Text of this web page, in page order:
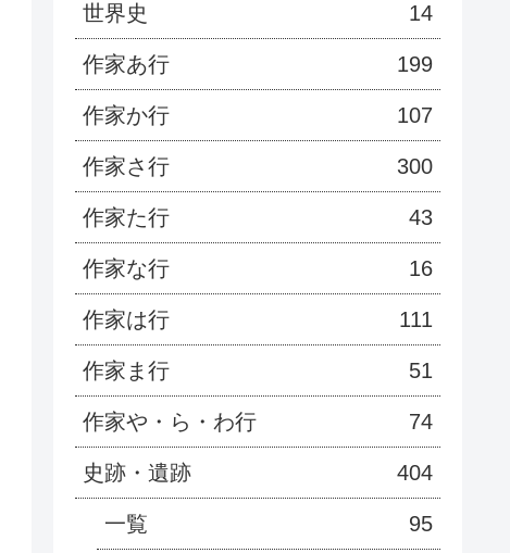
世界史 14
作家あ行 199
作家か行 107
作家さ行 300
作家た行 43
作家な行 16
作家は行 111
作家ま行 51
作家や・ら・わ行 74
史跡・遺跡 404
一覧 95